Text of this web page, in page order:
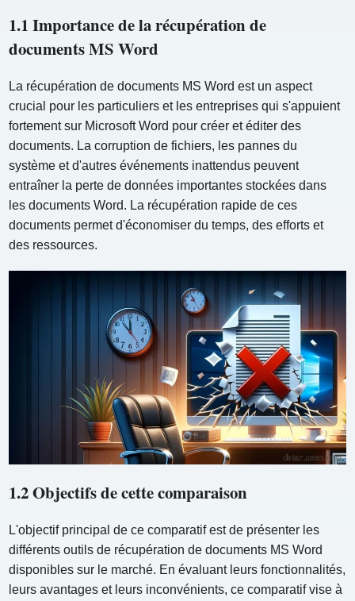
1.1 Importance de la récupération de
documents MS Word
La récupération de documents MS Word est un aspect
crucial pour les particuliers et les entreprises qui s'appuient
fortement sur Microsoft Word pour créer et éditer des
documents. La corruption de fichiers, les pannes du
système et d'autres événements inattendus peuvent
entraîner la perte de données importantes stockées dans
les documents Word. La récupération rapide de ces
documents permet d'économiser du temps, des efforts et
des ressources.
1.2 Objectifs de cette comparaison
L'objectif principal de ce comparatif est de présenter les
différents outils de récupération de documents MS Word
disponibles sur le marché. En évaluant leurs fonctionnalités,
leurs avantages et leurs inconvénients, ce comparatif vise à